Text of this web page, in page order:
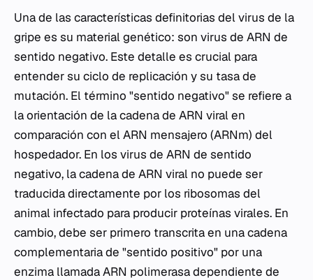
Una de las características definitorias del virus de la
gripe es su material genético: son virus de ARN de
sentido negativo. Este detalle es crucial para
entender su ciclo de replicación y su tasa de
mutación. El término "sentido negativo" se refiere a
la orientación de la cadena de ARN viral en
comparación con el ARN mensajero (ARNm) del
hospedador. En los virus de ARN de sentido
negativo, la cadena de ARN viral no puede ser
traducida directamente por los ribosomas del
animal infectado para producir proteínas virales. En
cambio, debe ser primero transcrita en una cadena
complementaria de "sentido positivo" por una
enzima llamada ARN polimerasa dependiente de